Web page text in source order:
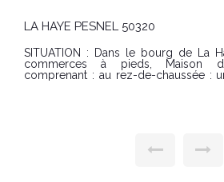
SAINT PLANCHERS 50400
Delamarche Immobilier vous
de plain-pied. SITUATION : Située dans un hameau au calme
de Saint-Planchers (50400), à moins
et un espace buanderie, avec accès vers